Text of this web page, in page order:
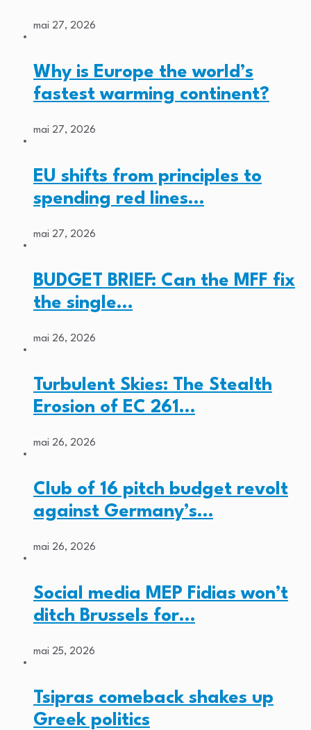
mai 27, 2026
Why is Europe the world’s
fastest warming continent?
mai 27, 2026
EU shifts from principles to
spending red lines…
mai 27, 2026
BUDGET BRIEF: Can the MFF fix
the single…
mai 26, 2026
Turbulent Skies: The Stealth
Erosion of EC 261…
mai 26, 2026
Club of 16 pitch budget revolt
against Germany’s…
mai 26, 2026
Social media MEP Fidias won’t
ditch Brussels for…
mai 25, 2026
Tsipras comeback shakes up
Greek politics